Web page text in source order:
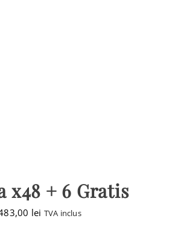
x48 + 6 Gratis
lei TVA inclus